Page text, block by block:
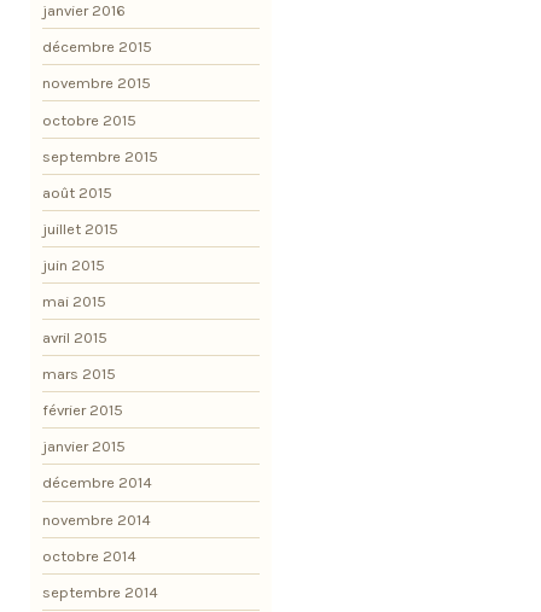
janvier 2016
décembre 2015
novembre 2015
octobre 2015
septembre 2015
août 2015
juillet 2015
juin 2015
mai 2015
avril 2015
mars 2015
février 2015
janvier 2015
décembre 2014
novembre 2014
octobre 2014
septembre 2014